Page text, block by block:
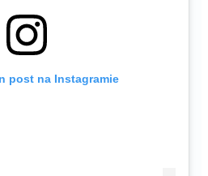
post na Instagramie